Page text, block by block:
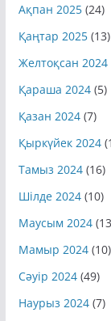
Ақпан 2025(24)
Қаңтар 2025(13)
Желтоқсан 2024
Қараша 2024(5)
Қазан 2024(7)
Қыркүйек 2024
Тамыз 2024(16)
Шілде 2024(10)
Маусым 2024
Мамыр 2024(10)
Сәуір 2024(49)
Наурыз 2024(7)